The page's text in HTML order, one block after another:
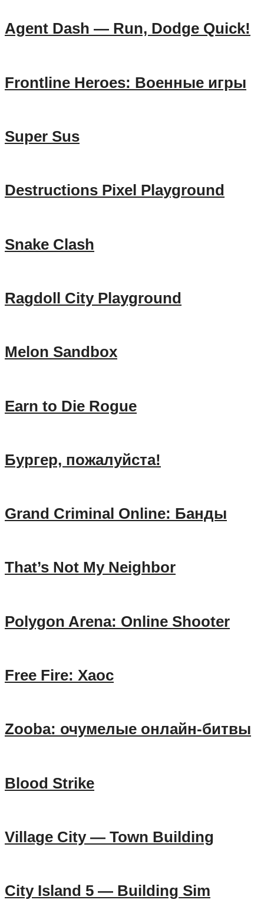
Agent Dash — Run, Dodge Quick!
Frontline Heroes: Военные игры
Super Sus
Destructions Pixel Playground
Snake Clash
Ragdoll City Playground
Melon Sandbox
Earn to Die Rogue
Бургер, пожалуйста!
Grand Criminal Online: Банды
That’s Not My Neighbor
Polygon Arena: Online Shooter
Free Fire: Хаос
Zooba: очумелые онлайн-битвы
Blood Strike
Village City — Town Building
City Island 5 — Building Sim